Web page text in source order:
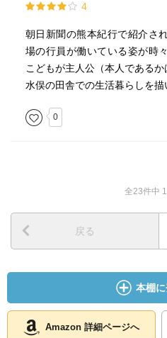
4
朝日新聞の熊本紀行で紹介さ
場の行員が働いている姿が時
こどもが主人公（本人である
水俣の田舎での生活暮らしを描
0
全23件中
戻る
本棚
Amazon 詳細ページへ